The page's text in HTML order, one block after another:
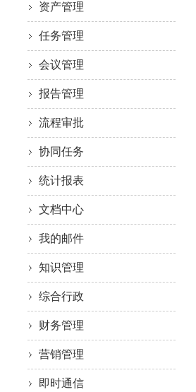
资产管理
任务管理
会议管理
报告管理
流程审批
协同任务
统计报表
文档中心
我的邮件
知识管理
综合行政
财务管理
营销管理
即时通信